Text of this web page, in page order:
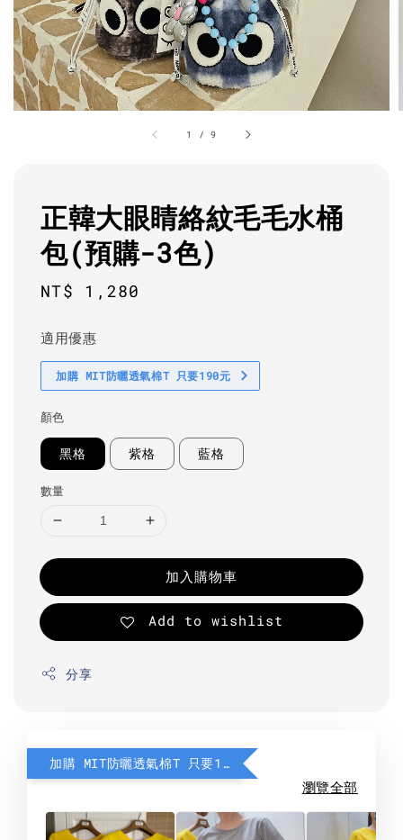
1 /9
正韓大眼睛絡紋毛毛水桶
包(預購-3色)
Regular
NT$ 1,280
適用優惠
加購 MIT防曬透氣棉T 只要190元
顏色
黑格 紫格 藍格
數量
加入購物車
Add to wishlist
分享
加購 MIT防曬透氣棉T 只要190元
瀏覽全部